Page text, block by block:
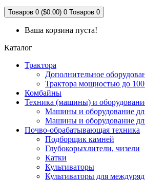
Товаров 0 ($0.00) 0 Товаров 0
Ваша корзина пуста!
Каталог
Трактора
Дополнительное
Трактора мощностью до 100
Комбайны
Техника (машины) и
Машины и оборудование
Машины и оборудование
Почво-обрабатывающая техника
Подборщик камней
Глубокорыхлители, чизели
Катки
Культиваторы
Культиваторы для